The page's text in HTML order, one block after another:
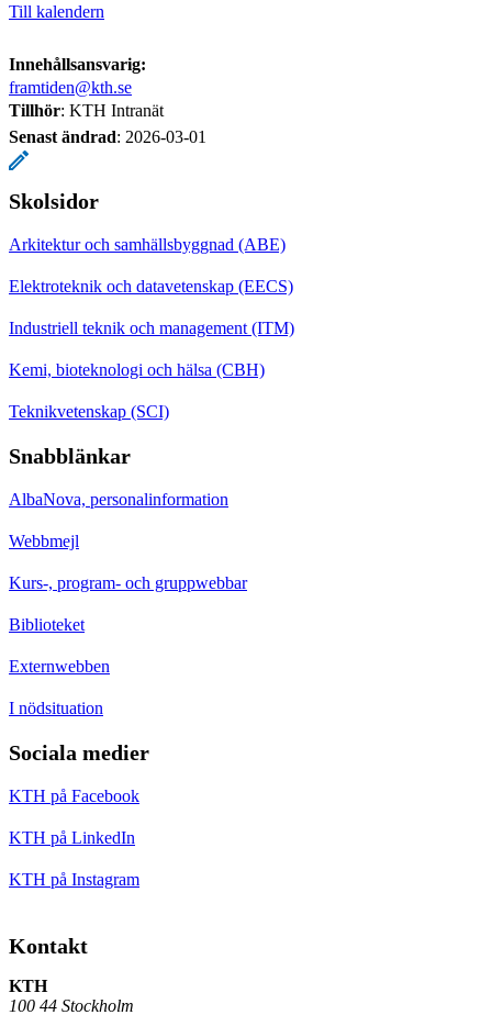
Till kalendern
Innehållsansvarig:
framtiden@kth.se
Tillhör: KTH Intranät
Senast ändrad: 2026-03-01
Skolsidor
Arkitektur och samhällsbyggnad (ABE)
Elektroteknik och datavetenskap (EECS)
Industriell teknik och management (ITM)
Kemi, bioteknologi och hälsa (CBH)
Teknikvetenskap (SCI)
Snabblänkar
AlbaNova, personalinformation
Webbmejl
Kurs-, program- och gruppwebbar
Biblioteket
Externwebben
I nödsituation
Sociala medier
KTH på Facebook
KTH på LinkedIn
KTH på Instagram
Kontakt
KTH
100 44 Stockholm